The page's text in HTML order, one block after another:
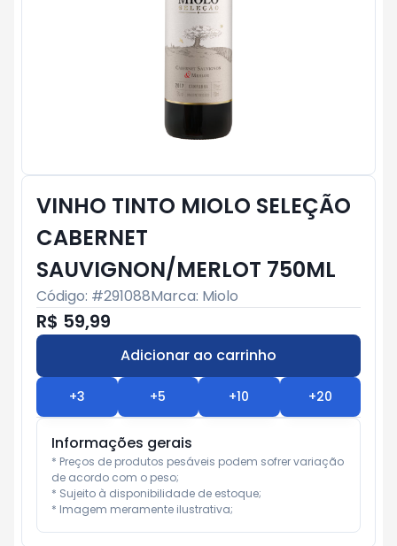
VINHO TINTO MIOLO SELEÇÃO
CABERNET
SAUVIGNON/MERLOT 750ML
Código: #291088Marca: Miolo
R$ 59,99
Adicionar ao carrinho
+3 +5 +10 +20
Informações gerais
* Preços de produtos pesáveis podem sofrer variação
de acordo com o peso;
* Sujeito à disponibilidade de estoque;
* Imagem meramente ilustrativa;